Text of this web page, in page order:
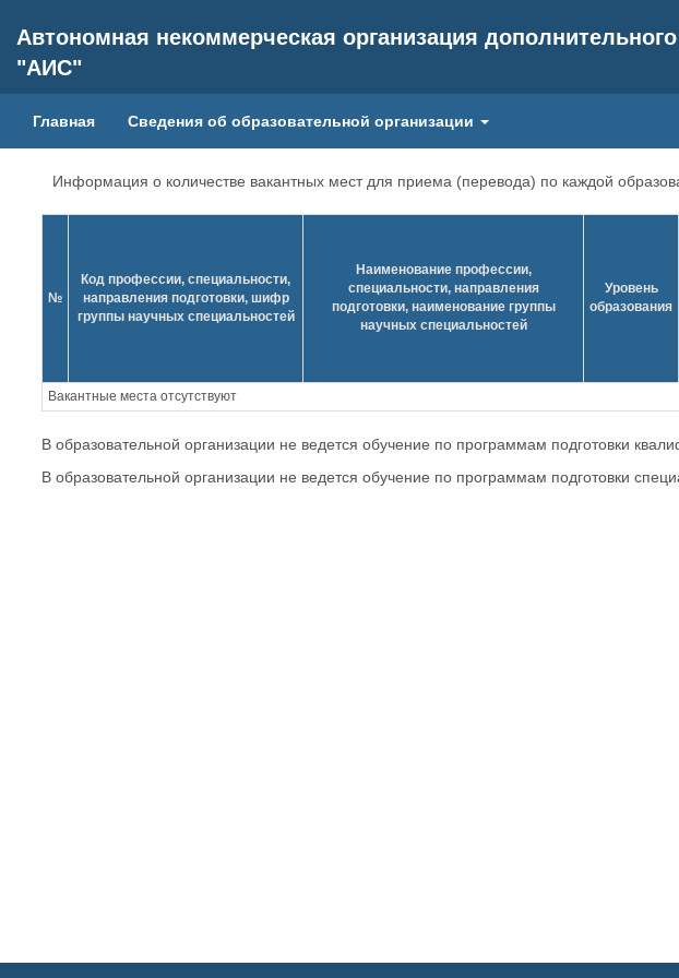
Автономная некоммерческая организация
"АИС"
Главная Сведения об образовательной организации
Информация о количестве вакантных мест для приема (перевода) по каждой
№
Код профессии, специальности,
направления подготовки, шифр
группы научных специальностей
Наименование профессии,
специальности, направления
подготовки, наименование группы
научных специальностей
Уровень
образования
Вакантные места отсутствуют
В образовательной организации не ведется обучение по программам подготовки
В образовательной организации не ведется обучение по программам подготовки